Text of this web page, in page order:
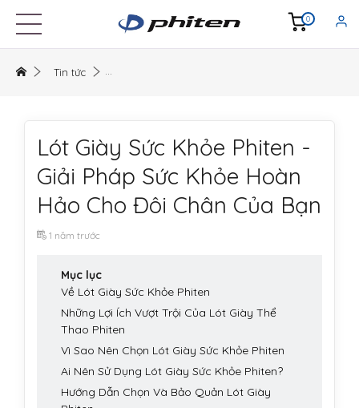
0
Tin tức
Lót Giày Sức Khỏe Phiten -
Giải Pháp Sức Khỏe Hoàn
Hảo Cho Đôi Chân Của Bạn
1 năm trước
Mục lục
Về Lót Giày Sức Khỏe Phiten
Những Lợi Ích Vượt Trội Của Lót Giày Thể
Thao Phiten
Vì Sao Nên Chọn Lót Giày Sức Khỏe Phiten
Ai Nên Sử Dụng Lót Giày Sức Khỏe Phiten?
Hướng Dẫn Chọn Và Bảo Quản Lót Giày